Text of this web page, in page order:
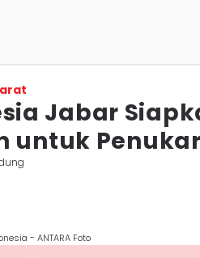
Jabar
untuk
- ANTARA Foto